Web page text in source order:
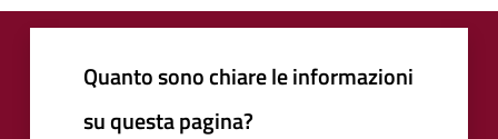
Quanto sono chiare le informazioni
su questa pagina?